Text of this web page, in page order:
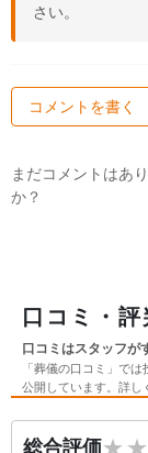
さい。
コメントを書く
まだコメントはあ
か？
口コミ・評
口コミはスタッフが
「葬儀の口コミ」で
公開しています。詳し
総合評価